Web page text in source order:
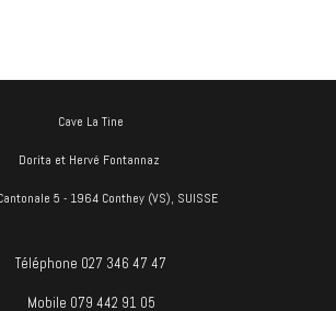
Cave La Tine
Dorita et Hervé Fontannaz
5 - 1964 Conthey (VS), SUISSE
Téléphone 027 346 47 47
Mobile 079 442 91 05